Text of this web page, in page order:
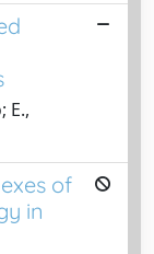
E.,
of
in